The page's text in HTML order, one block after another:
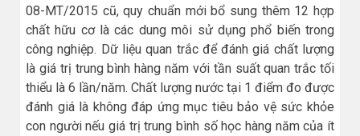
08-MT/2015 cũ, quy chuẩn mới bổ sung thêm 12 hợp
chất hữu cơ là các dung môi sử dụng phổ biến trong
công nghiệp. Dữ liệu quan trắc để đánh giá chất lượng
là giá trị trung bình hàng năm với tần suất quan trắc tối
thiểu là 6 lần/năm. Chất lượng nước tại 1 điểm đo được
đánh giá là không đáp ứng mục tiêu bảo vệ sức khỏe
con người nếu giá trị trung bình số học hàng năm của ít